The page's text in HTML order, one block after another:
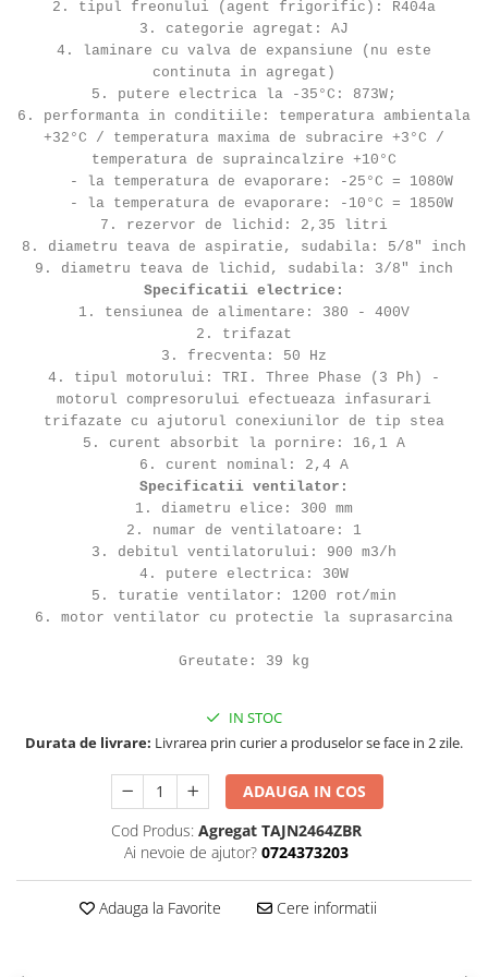
2. tipul freonului (agent frigorific): R404a
3. categorie agregat: AJ
4. laminare cu valva de expansiune (nu este
continuta in agregat)
5. putere electrica la -35°C: 873W;
6. performanta in conditiile: temperatura ambientala
+32°C / temperatura maxima de subracire +3°C /
temperatura de supraincalzire +10°C
- la temperatura de evaporare: -25°C = 1080W
- la temperatura de evaporare: -10°C = 1850W
7. rezervor de lichid: 2,35 litri
8. diametru teava de aspiratie, sudabila: 5/8" inch
9. diametru teava de lichid, sudabila: 3/8" inch
Specificatii electrice:
1. tensiunea de alimentare: 380 - 400V
2. trifazat
3. frecventa: 50 Hz
4. tipul motorului: TRI. Three Phase (3 Ph) -
motorul compresorului efectueaza infasurari
trifazate cu ajutorul conexiunilor de tip stea
5. curent absorbit la pornire: 16,1 A
6. curent nominal: 2,4 A
Specificatii ventilator:
1. diametru elice: 300 mm
2. numar de ventilatoare: 1
3. debitul ventilatorului: 900 m3/h
4. putere electrica: 30W
5. turatie ventilator: 1200 rot/min
6. motor ventilator cu protectie la suprasarcina
Greutate: 39 kg
IN STOC
Durata de livrare: Livrarea prin curier a produselor se face in 2 zile.
ADAUGA IN COS
Cod Produs: Agregat TAJN2464ZBR
Ai nevoie de ajutor? 0724373203
Adauga la Favorite Cere informatii